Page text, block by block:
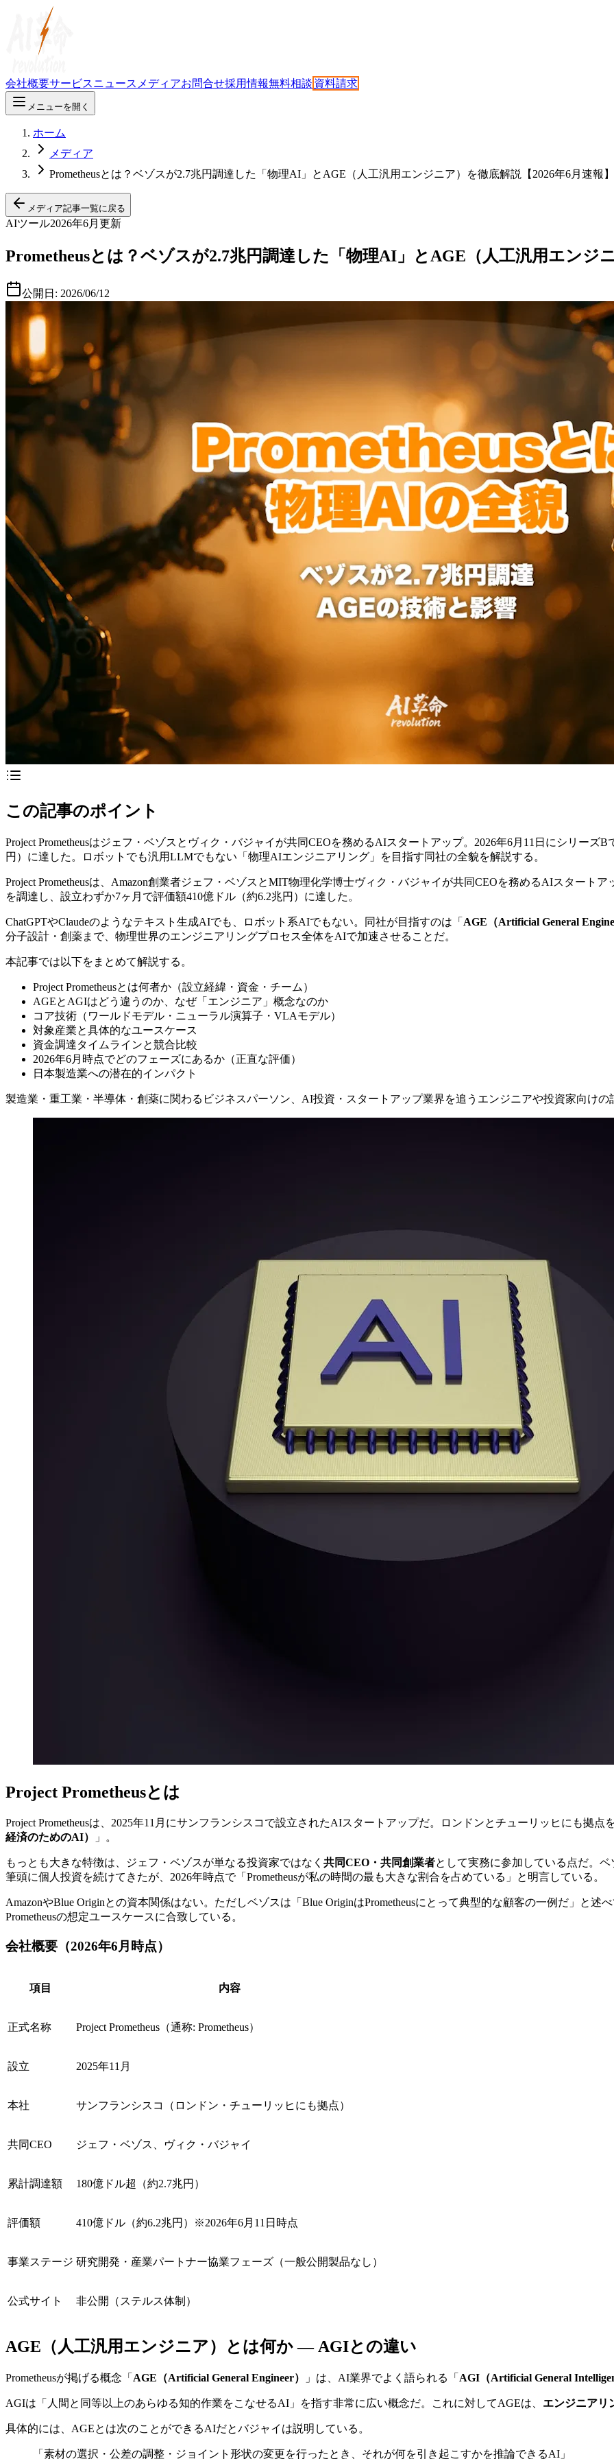
会社概要サービスニュース メディアお問合せ採用情報無料相談 資料請求
メニューを開く
ホーム
メディア
Prometheusとは？ベゾスが2.7兆円調達した「物理AI」とAGE（人工汎用エンジニア）を徹底解説【2026年6月速報】
メディア記事一覧に戻る
AIツール2026年6月更新
Prometheusとは？ベゾスが2.7兆円調達した「物理AI」とAGE（人工汎用エンジ
公開日: 2026/06/12
この記事のポイント
Project Prometheusはジェフ・ベゾスとヴィク・バジャイが共同CEOを務めるAIスタートアップ。2026年6月11日にシリーズ
円）に達した。ロボットでも汎用LLMでもない「物理AIエンジニアリング」を目指す同社の全貌を解説する。
Project Prometheusは、Amazon創業者ジェフ・ベゾスとMIT物理化学博士ヴィク・バジャイが共同CEOを務めるAIスタート
を調達し、設立わずか7ヶ月で評価額410億ドル（約6.2兆円）に達した。
ChatGPTやClaudeのようなテキスト生成AIでも、ロボット系AIでもない。同社が目指すのは「 AGE（Artificial General
分子設計・創薬まで、物理世界のエンジニアリングプロセス全体をAIで加速させることだ。
本記事では以下をまとめて解説する。
Project Prometheusとは何者か（設立経緯・資金・チーム）
AGEとAGIはどう違うのか、なぜ「エンジニア」概念なのか
コア技術（ワールドモデル・ニューラル演算子・VLAモデル）
対象産業と具体的なユースケース
資金調達タイムラインと競合比較
2026年6月時点でどのフェーズにあるか（正直な評価）
日本製造業への潜在的インパクト
製造業・重工業・半導体・創薬に関わるビジネスパーソン、AI投資・スタートアップ業界を追うエンジニアや投資家向けの
Project Prometheusとは
Project Prometheusは、2025年11月にサンフランシスコで設立されたAIスタートアップだ。ロンドンとチューリッヒにも拠点
経済のためのAI）
」。
もっとも大きな特徴は、ジェフ・ベゾスが単なる投資家ではなく 共同CEO・共同創業者として実務に参加している点だ。ベ
筆頭に個人投資を続けてきたが、2026年時点で「Prometheusが私の時間の最も大きな割合を占めている」と明言している。
AmazonやBlue Originとの資本関係はない。ただしベゾスは「Blue OriginはPrometheusにとって典型的な顧客の一例だ」と
Prometheusの想定ユースケースに合致している。
会社概要（2026年6月時点）
項目 内容
正式名称 Project Prometheus（通称: Prometheus）
設立 2025年11月
本社 サンフランシスコ（ロンドン・チューリッヒにも拠点）
共同CEO ジェフ・ベゾス、ヴィク・バジャイ
累計調達額 180億ドル超（約2.7兆円）
評価額 410億ドル（約6.2兆円）※2026年6月11日時点
事業ステージ 研究開発・産業パートナー協業フェーズ（一般公開製品なし）
公式サイト 非公開（ステルス体制）
AGE（人工汎用エンジニア）とは何か — AGIとの違い
Prometheusが掲げる概念「 AGE（Artificial General Engineer） 」は、AI業界でよく語られる「 AGI（Artificial General
AGIは「人間と同等以上のあらゆる知的作業をこなせるAI」を指す非常に広い概念だ。これに対してAGEは、 エンジニアリ
具体的には、AGEとは次のことができるAIだとバジャイは説明している。
「素材の選択・公差の調整・ジョイント形状の変更を行ったとき、それが何を引き起こすかを推論できるAI」